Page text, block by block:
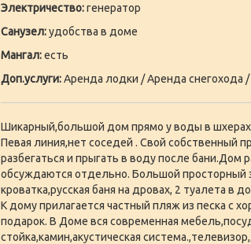
Электричество:генератор
Санузел:удобства в доме
Мангал:есть
Доп.услуги:Аренда лодки / Аренда снегохода /
Шикарный,большой дом прямо у воды в
Певая линия,нет соседей . Свой собственный
разбегаться и прыгать в воду после бани.Дом
обсуждаются отдельно. Большой просторный
кроватка,русская баня на дровах, 2 туалета в
К дому прилагается частный пляж из песка с
подарок. В Доме вся современная
стойка,камин,акустическая